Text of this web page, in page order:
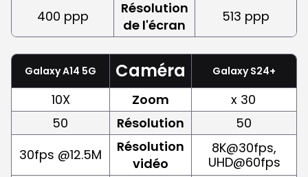
400 ppp
Résolution
de l'écran
513 ppp
Galaxy A14 5G Caméra Galaxy S24+
10X Zoom
x 30
50
Résolution
50
30fps @12.5M
Résolution
vidéo
8K@30fps,
UHD@60fps